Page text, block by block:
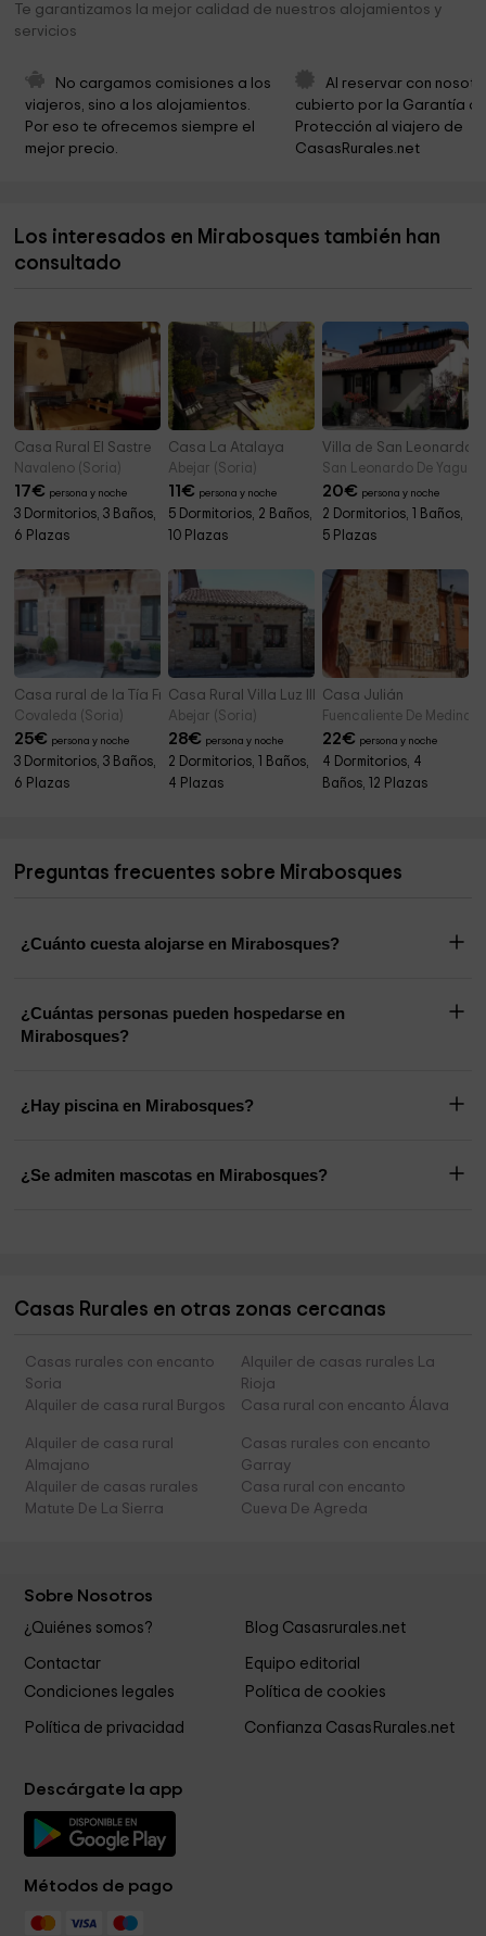
Ermita de Nuestra Señora de la Soledad
Iglesia de la Asunción
Ayuntamiento De Renieblas
Iglesia de Nuestra Señora de la Cruz 4,8 km
Ayuntamiento de los Villares de Soria 5,1 km
Te garantizamos la mejor calidad de nuestros alojamientos y
servicios
No cargamos comisiones a los
viajeros, sino a los alojamientos.
Por eso te ofrecemos siempre el
mejor precio.
Al reservar con
cubierto por la Garantía
Protección al viajero de
CasasRurales.net
Los interesados en Mirabosques también han
consultado
Casa Rural El Sastre
Navaleno (Soria)
17€ persona y noche
3 Dormitorios, 3 Baños,
6 Plazas
Casa La Atalaya
Abejar (Soria)
11€ persona y noche
5 Dormitorios, 2 Baños,
10 Plazas
Villa de San Leonardo
San Leonardo De Yague
20€ persona y noche
2 Dormitorios, 1 Baños,
5 Plazas
Casa rural de la Tía Fresquera
Covaleda (Soria)
25€ persona y noche
3 Dormitorios, 3 Baños,
6 Plazas
Casa Rural Villa Luz III
Abejar (Soria)
28€ persona y noche
2 Dormitorios, 1 Baños,
4 Plazas
Casa Julián
Fuencaliente De
22€ persona y noche
4 Dormitorios, 4
Baños, 12 Plazas
Preguntas frecuentes sobre Mirabosques
¿Cuánto cuesta alojarse en Mirabosques?
¿Cuántas personas pueden hospedarse en
Mirabosques?
¿Hay piscina en Mirabosques?
¿Se admiten mascotas en Mirabosques?
Casas Rurales en otras zonas cercanas
Casas rurales con encanto
Soria
Alquiler de casas rurales La
Rioja
Alquiler de casa rural Burgos
Casa rural con encanto Álava
Alquiler de casa rural
Almajano
Casas rurales con encanto
Garray
Alquiler de casas rurales
Matute De La Sierra
Casa rural con encanto
Cueva De Agreda
Sobre Nosotros
¿Quiénes somos? Blog Casasrurales.net
Contactar
Equipo editorial
Condiciones legales
Política de cookies
Política de privacidad Confianza CasasRurales.net
Descárgate la app
Métodos de pago